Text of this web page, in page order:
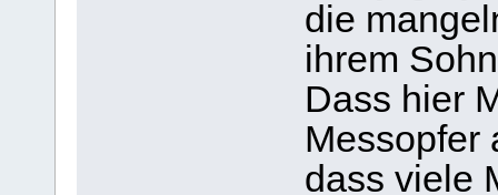
die
ihrem
Dass hier
Messopfer
dass viele